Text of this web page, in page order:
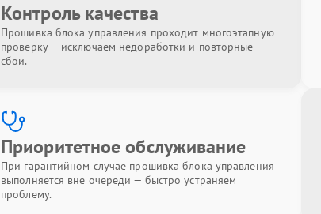
Контроль качества
Прошивка блока управления проходит многоэтапную
проверку — исключаем недоработки и повторные
сбои.
Приоритетное обслуживание
При гарантийном случае прошивка блока управления
выполняется вне очереди — быстро устраняем
проблему.